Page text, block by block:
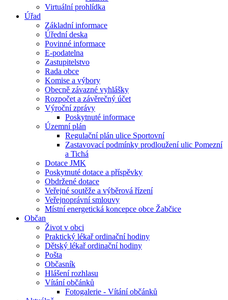
Virtuální prohlídka
Úřad
Základní informace
Úřední deska
Povinné informace
E-podatelna
Zastupitelstvo
Rada obce
Komise a výbory
Obecně závazné vyhlášky
Rozpočet a závěrečný účet
Výroční zprávy
Poskytnuté informace
Územní plán
Regulační plán ulice Sportovní
Zastavovací podmínky prodloužení ulic Pomezní
a Tichá
Dotace JMK
Poskytnuté dotace a příspěvky
Obdržené dotace
Veřejné soutěže a výběrová řízení
Veřejnoprávní smlouvy
Místní energetická koncepce obce Žabčice
Občan
Život v obci
Praktický lékař ordinační hodiny
Dětský lékař ordinační hodiny
Pošta
Občasník
Hlášení rozhlasu
Vítání občánků
Fotogalerie - Vítání občánků